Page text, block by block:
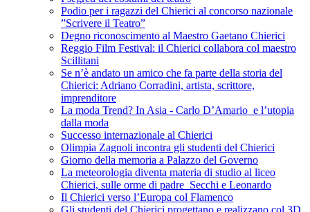
Podio per i ragazzi del Chierici al concorso nazionale
”Scrivere il Teatro”
Degno riconoscimento al Maestro Gaetano Chierici
Reggio Film Festival: il Chierici collabora col maestro
Scillitani
Se n’è andato un amico che fa parte della storia del
Chierici: Adriano Corradini, artista, scrittore,
imprenditore
La moda Trend? In Asia - Carlo D’Amario e l’utopia
dalla moda
Successo internazionale al Chierici
Olimpia Zagnoli incontra gli studenti del Chierici
Giorno della memoria a Palazzo del Governo
La meteorologia diventa materia di studio al liceo
Chierici, sulle orme di padre Secchi e Leonardo
Il Chierici verso l’Europa col Flamenco